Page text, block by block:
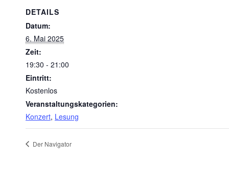
DETAILS
Datum:
6. Mai 2025
Zeit:
19:30 - 21:00
Eintritt:
Kostenlos
Veranstaltungskategorien:
Konzert, Lesung
Der Navigator